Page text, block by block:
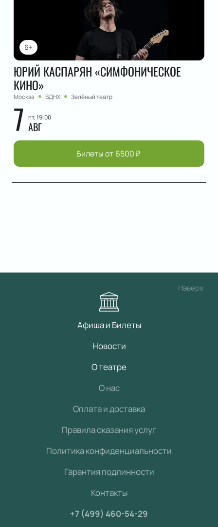
6+
ЮРИЙ КАСПАРЯН «СИМФОНИЧЕСКОЕ
КИНО»
Москва ВДНХ Зелёный театр
7 пт, 19:00
АВГ
Билеты от 6500₽
Наверх
Афиша и Билеты
Новости
О театре
О нас
Оплата и доставка
Правила оказания услуг
Политика конфиденциальности
Гарантия подлинности
Контакты
+7 (499) 460-54-29